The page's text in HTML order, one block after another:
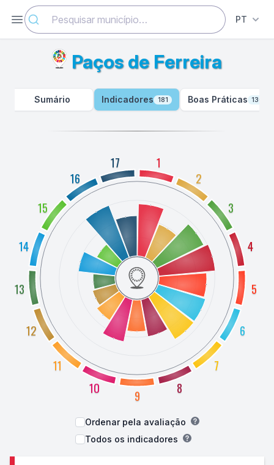
Abrir menu PT
Paços de Ferreira
Sumário Indicadores 181 Boas Práticas 130
1
2
3
4
5
6
7
8
9
10
11
12
13
14
15
16
17
Ordenar pela avaliação
Todos os indicadores